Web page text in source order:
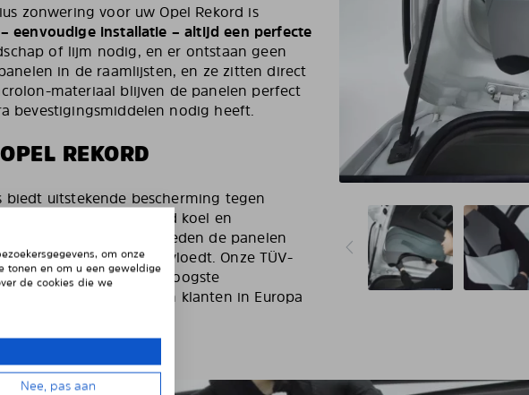
zonwering voor uw Opel Rekord is
eenvoudige installatie – altijd een perfecte
of lijm nodig, en er ontstaan geen
in de raamlijsten, en ze zitten direct
materiaal blijven de panelen perfect
bevestigingsmiddelen nodig heeft.
REKORD
biedt uitstekende bescherming tegen
uw Opel Rekord koel en
dagen. Daarnaast bieden de panelen
zicht naar buiten beïnvloedt. Onze TÜV-
voldoet aan de hoogste
dan 500.000 tevreden klanten in Europa
om onze
tonen en om u een geweldige
de cookies die we
Nee, pas aan